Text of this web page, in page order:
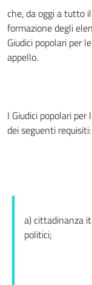
che, da oggi a tutto
formazione degli
Giudici popolari per
appello.
I Giudici popolari
dei seguenti requisiti:
a) cittadinanza
politici;